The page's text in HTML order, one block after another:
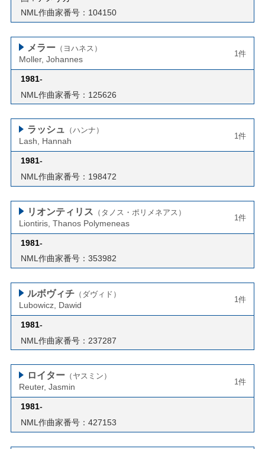
NML作曲家番号：104150
メラー （ヨハネス）
Moller, Johannes
1件
1981-
NML作曲家番号：125626
ラッシュ （ハンナ）
Lash, Hannah
1件
1981-
NML作曲家番号：198472
リオンティリス （タノス・ポリメネアス）
Liontiris, Thanos Polymeneas
1件
1981-
NML作曲家番号：353982
ルボヴィチ （ダヴィド）
Lubowicz, Dawid
1件
1981-
NML作曲家番号：237287
ロイター （ヤスミン）
Reuter, Jasmin
1件
1981-
NML作曲家番号：427153